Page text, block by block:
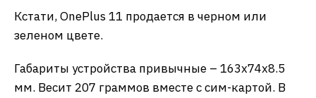
Кстати, OnePlus 11 продается в черном или
зеленом цвете.
Габариты устройства привычные – 163х74х8.5
мм. Весит 207 граммов вместе с сим-картой. В